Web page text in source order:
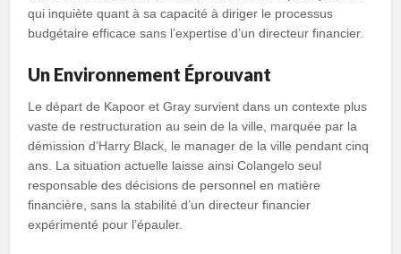
qui inquiète quant à sa capacité à diriger le processus
budgétaire efficace sans l’expertise d’un directeur financier.
Un Environnement Éprouvant
Le départ de Kapoor et Gray survient dans un contexte plus
vaste de restructuration au sein de la ville, marquée par la
démission d’Harry Black, le manager de la ville pendant cinq
ans. La situation actuelle laisse ainsi Colangelo seul
responsable des décisions de personnel en matière
financière, sans la stabilité d’un directeur financier
expérimenté pour l’épauler.